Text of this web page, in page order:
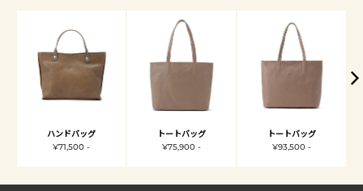
ハンドバッグ
¥71,500 -
トートバッグ
¥75,900 -
トートバッグ
¥93,500 -